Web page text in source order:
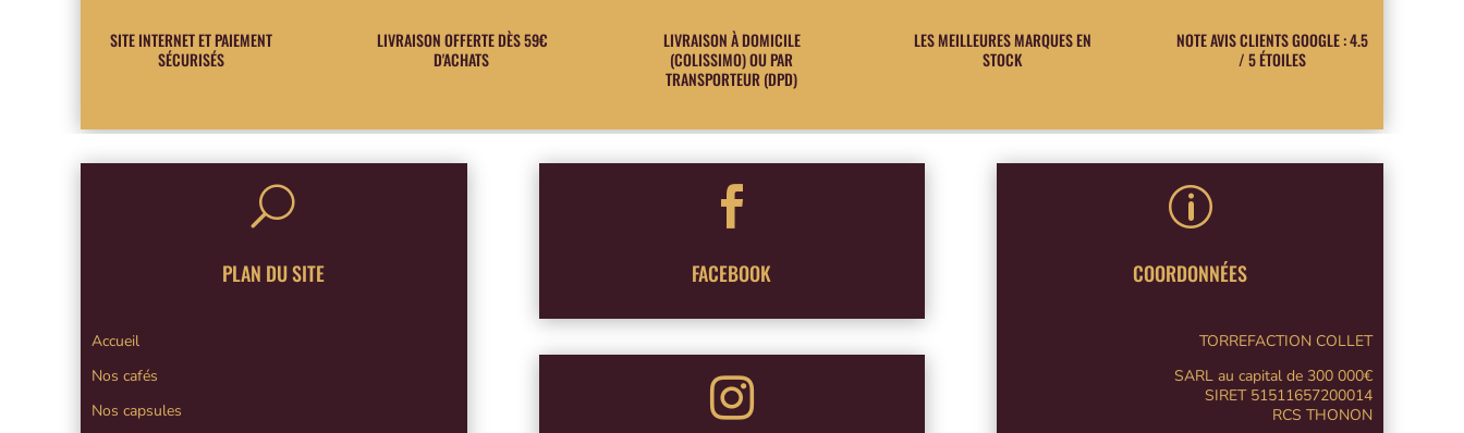
SITE INTERNET ET PAIEMENT
SÉCURISÉS
LIVRAISON OFFERTE DÈS 59€
D'ACHATS
LIVRAISON À DOMICILE
(COLISSIMO) OU PAR
TRANSPORTEUR (DPD)
LES MEILLEURES MARQUES EN
STOCK
NOTE AVIS CLIENTS GOOGLE : 4.5
/ 5 ÉTOILES
U
PLAN DU SITE
Accueil
Nos cafés
Nos capsules

FACEBOOK

p
COORDONNÉES
TORREFACTION COLLET
SARL au capital de 300 000€
SIRET 51511657200014
RCS THONON